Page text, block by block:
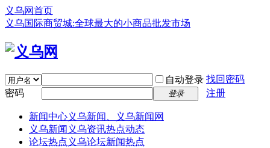
义乌网首页
义乌国际商贸城:全球最大的小商品批发市场
自动登录 找回密码
密码
登录 注册
新闻中心义乌新闻、义乌新闻网
义乌新闻 义乌资讯热点动态
论坛热点 义乌论坛新闻热点